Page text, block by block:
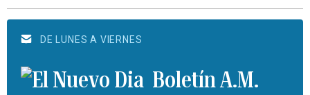
DE LUNES A VIERNES
Boletín A.M.